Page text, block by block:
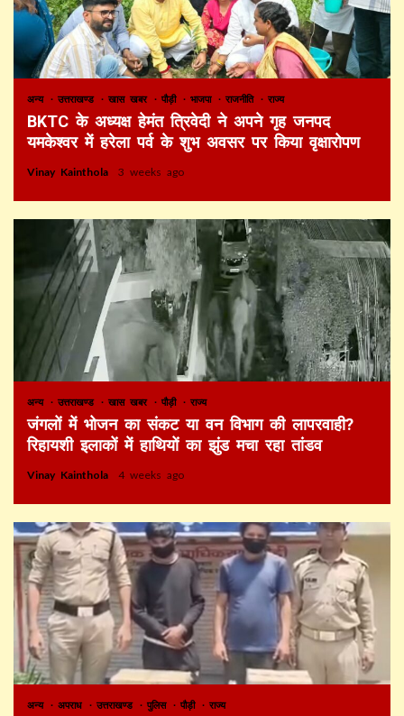
अन्य उत्तराखण्ड खास खबर पौड़ी भाजपा राजनीति राज्य
BKTC के अध्यक्ष हेमंत त्रिवेदी ने अपने गृह जनपद
यमकेश्वर में हरेला पर्व के शुभ अवसर पर किया वृक्षारोपण
Vinay Kainthola 3 weeks ago
अन्य उत्तराखण्ड खास खबर पौड़ी राज्य
जंगलों में भोजन का संकट या वन विभाग की लापरवाही?
रिहायशी इलाकों में हाथियों का झुंड मचा रहा तांडव
Vinay Kainthola 4 weeks ago
अन्य अपराध उत्तराखण्ड पुलिस पौड़ी राज्य